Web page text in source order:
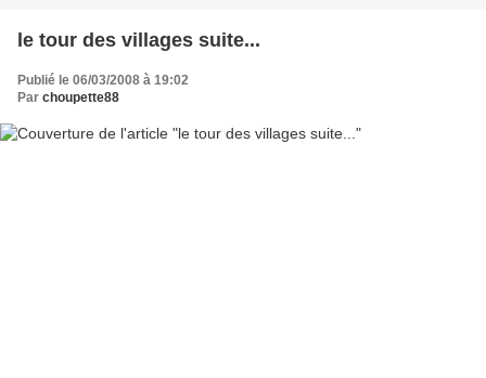
le tour des villages suite...
Publié le 06/03/2008 à 19:02
Par choupette88